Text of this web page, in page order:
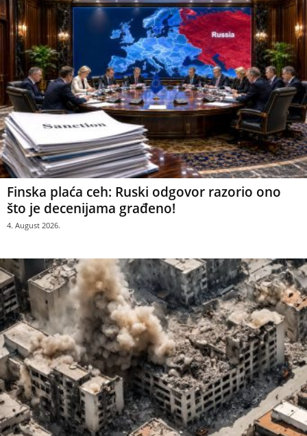
Finska plaća ceh: Ruski odgovor razorio ono
što je decenijama građeno!
4. August 2026.